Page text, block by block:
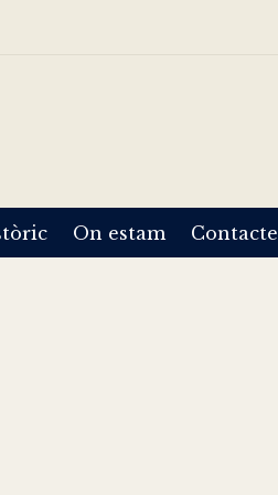
On estam Contacte